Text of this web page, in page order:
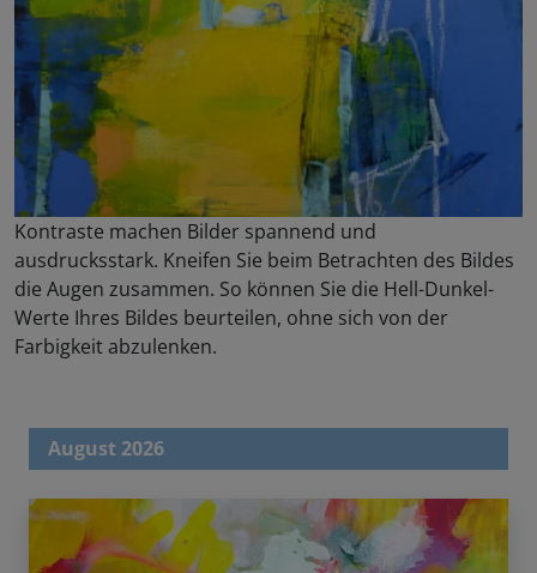
Kontraste machen Bilder spannend und
ausdrucksstark. Kneifen Sie beim Betrachten des Bildes
die Augen zusammen. So können Sie die Hell-Dunkel-
Werte Ihres Bildes beurteilen, ohne sich von der
Farbigkeit abzulenken.
August 2026